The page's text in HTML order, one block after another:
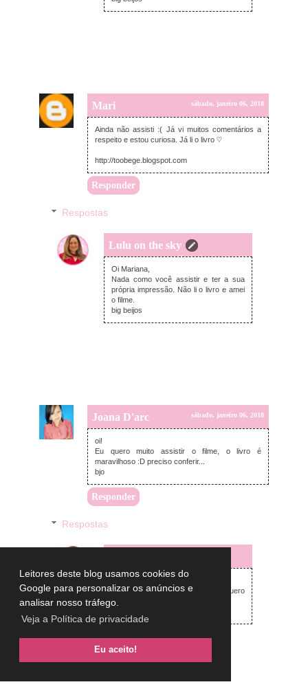
Leitores deste blog usamos cookies do
Google para personalizar os anúncios e
analisar nosso tráfego.
Veja a Política de privacidade
Eu aceito!
Mari sábado, janeiro 06, 2018
Ainda não assisti :( Já vi muitos comentários a
respeito e estou curiosa. Já li o livro ♡
http://toobege.blogspot.com
Responder
Respostas
Lulu on the sky
sábado, janeiro 06, 2018
Oi Mariana,
Nada como você assistir e ter a sua
própria impressão. Não li o livro e amei
o filme.
big beijos
Joana D'arc sábado, janeiro 06, 2018
oi!
Eu quero muito assistir o filme, o livro é
maravilhoso :D preciso conferir...
bjo
Responder
Respostas
sábado, janeiro 06, 2018
Todo mundo me fala do livro. Quero
comprar!